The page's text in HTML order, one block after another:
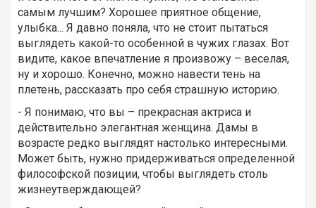
самым лучшим? Хорошее приятное общение,
улыбка... Я давно поняла, что не стоит пытаться
выглядеть какой-то особенной в чужих глазах. Вот
видите, какое впечатление я произвожу – веселая,
ну и хорошо. Конечно, можно навести тень на
плетень, рассказать про себя страшную историю.
- Я понимаю, что вы – прекрасная актриса и
действительно элегантная женщина. Дамы в
возрасте редко выглядят настолько интересными.
Может быть, нужно придерживаться определенной
философской позиции, чтобы выглядеть столь
жизнеутверждающей?